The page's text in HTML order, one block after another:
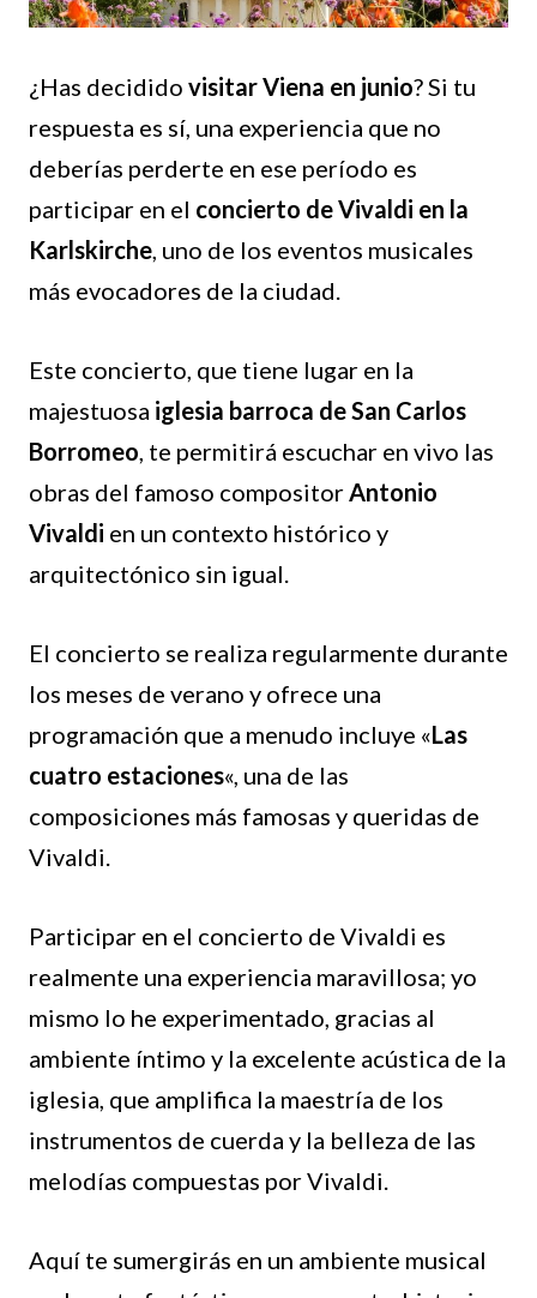
¿Has decidido visitar Viena en junio? Si tu
respuesta es sí, una experiencia que no
deberías perderte en ese período es
participar en el concierto de Vivaldi en la
Karlskirche, uno de los eventos musicales
más evocadores de la ciudad.
Este concierto, que tiene lugar en la
majestuosa iglesia barroca de San Carlos
Borromeo, te permitirá escuchar en vivo las
obras del famoso compositorAntonio
Vivaldi en un contexto histórico y
arquitectónico sin igual.
El concierto se realiza regularmente durante
los meses de verano y ofrece una
programación que a menudo incluye «Las
cuatro estaciones«, una de las
composiciones más famosas y queridas de
Vivaldi.
Participar en el concierto de Vivaldi es
realmente una experiencia maravillosa; yo
mismo lo he experimentado, gracias al
ambiente íntimo y la excelente acústica de la
iglesia, que amplifica la maestría de los
instrumentos de cuerda y la belleza de las
melodías compuestas por Vivaldi.
Aquí te sumergirás en un ambiente musical